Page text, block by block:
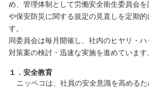
め、管理体制として労働安全衛生委員会
や保安防災に関する規定の見直しを定期的
す。
同委員会は毎月開催し、社内のヒヤリ・
対策案の検討・迅速な実施を進めています
１．安全教育
ニッペコは、社員の安全意識を高める